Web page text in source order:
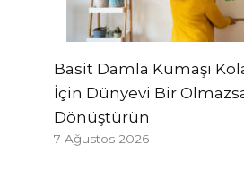
Basit Damla Kumaşı
İçin Dünyevi Bir
Dönüştürün
7 Ağustos 2026